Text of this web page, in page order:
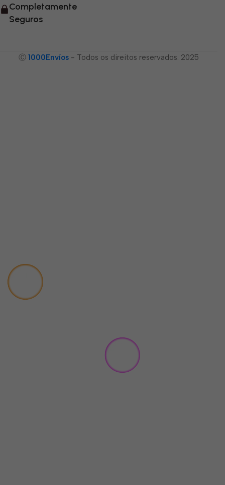
Completamente
Seguros
Ⓒ 1000Envíos - Todos os direitos reservados. 2025